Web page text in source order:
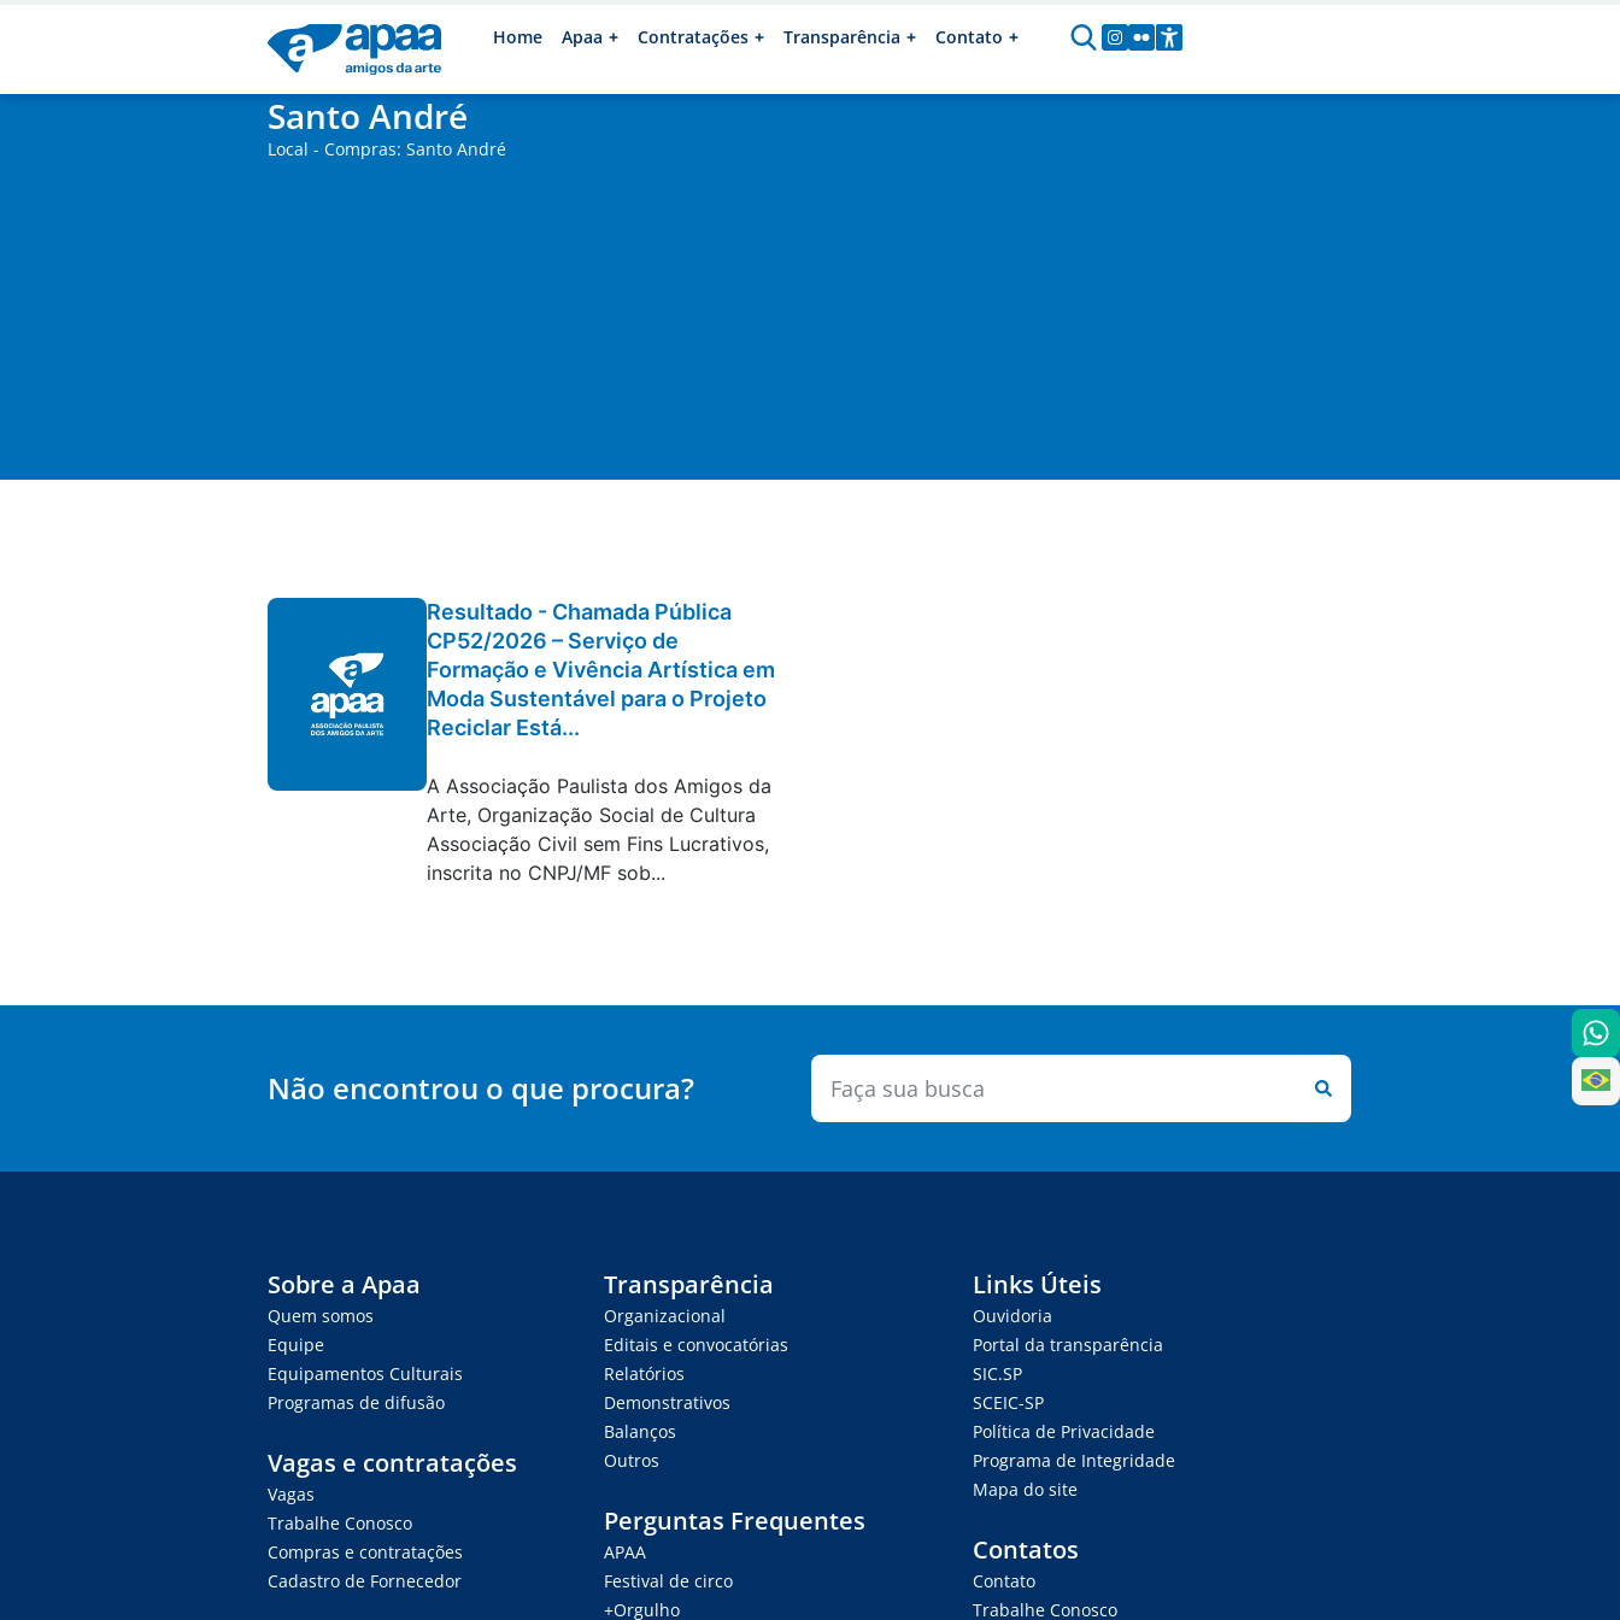
Home Apaa Contratações Transparência Contato
Santo André
Local - Compras: Santo André
Resultado - Chamada Pública
CP52/2026 – Serviço de
Formação e Vivência Artística em
Moda Sustentável para o Projeto
Reciclar Está...
A Associação Paulista dos Amigos da
Arte, Organização Social de Cultura
Associação Civil sem Fins Lucrativos,
inscrita no CNPJ/MF sob...
Não encontrou o que procura?
Sobre a Apaa
Quem somos
Equipe
Equipamentos Culturais
Programas de difusão
Vagas e contratações
Vagas
Trabalhe Conosco
Compras e contratações
Cadastro de Fornecedor
Transparência
Organizacional
Editais e convocatórias
Relatórios
Demonstrativos
Balanços
Outros
Perguntas Frequentes
APAA
Festival de circo
+Orgulho
Links Úteis
Ouvidoria
Portal da transparência
SIC.SP
SCEIC-SP
Política de Privacidade
Programa de Integridade
Mapa do site
Contatos
Contato
Trabalhe Conosco